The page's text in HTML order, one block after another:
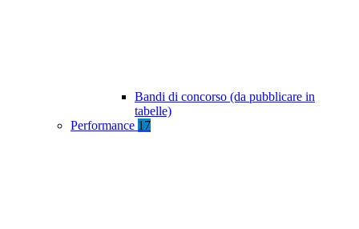
Bandi di concorso (da pubblicare in
tabelle)
Performance 17